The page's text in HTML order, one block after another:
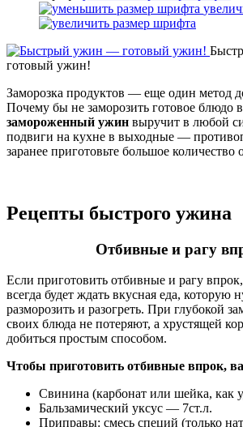
готовый ужин!
Заморозка продуктов — еще один метод
Почему бы не заморозить готовое блюдо
замороженный ужин выручит в любой
подвиги на кухне в выходные —
заранее приготовьте большое количество
Рецепты быстрого ужина
Отбивные и рагу
Если приготовить отбивные и рагу
всегда будет ждать вкусная еда, которую
разморозить и разогреть. При глубокой
своих блюда не потеряют, а хрустящей
добиться простым способом.
Чтобы приготовить отбивные впрок,
Свинина (карбонат или шейка, как
Бальзамический уксус — 7ст.л.
Приправы: смесь специй (только